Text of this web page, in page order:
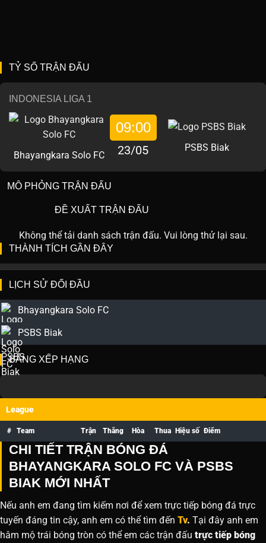
TỶ SỐ TRẬN ĐẤU
INDONESIA LIGA 1
Bhayangkara Solo FC
09:00
23/05 PSBS Biak
MÔ PHỎNG TRẬN ĐẤU
ĐỀ XUẤT TRẬN ĐẤU
Không thể tải danh sách trận đấu. Vui lòng thử lại sau.
THÀNH TÍCH GẦN ĐÂY
LỊCH SỬ ĐỐI ĐẦU
Bhayangkara Solo FC
PSBS Biak
BẢNG XẾP HẠNG
League
# Team Trận Thắng Hòa Thua Hiệu số Điểm
CHI TIẾT TRẬN BÓNG ĐÁ
BHAYANGKARA SOLO FC VÀ PSBS
BIAK MỚI NHẤT
Nếu anh em đang tìm kiếm nơi để xem trực tiếp bóng đá trực
tuyến đáng tin cậy, anh em có thể tìm đến Tv. Tại đây anh em
hâm mộ trái bóng tròn có thể em các trận đấu trực tiếp bóng